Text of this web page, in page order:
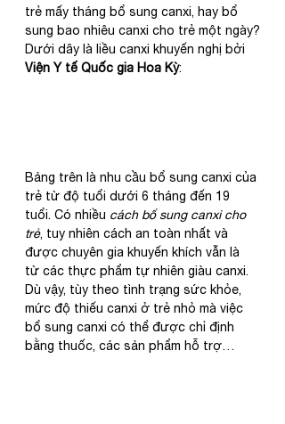
trẻ mấy tháng bổ sung canxi, hay bổ
sung bao nhiêu canxi cho trẻ một ngày?
Dưới dây là liều canxi khuyến nghị bởi
Viện Y tế Quốc gia Hoa Kỳ:
Bảng trên là nhu cầu bổ sung canxi của
trẻ từ độ tuổi dưới 6 tháng đến 19
tuổi. Có nhiều cách bổ sung canxi cho
trẻ, tuy nhiên cách an toàn nhất và
được chuyên gia khuyến khích vẫn là
từ các thực phẩm tự nhiên giàu canxi.
Dù vậy, tùy theo tình trạng sức khỏe,
mức độ thiếu canxi ở trẻ nhỏ mà việc
bổ sung canxi có thể được chỉ định
bằng thuốc, các sản phẩm hỗ trợ…